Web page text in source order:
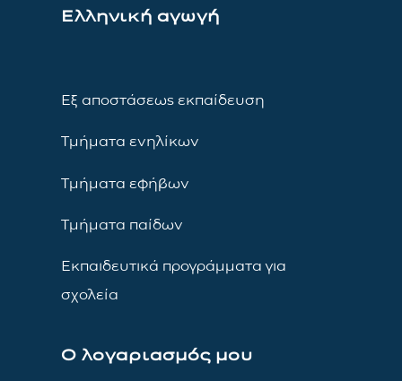
Ελληνική αγωγή
Εξ αποστάσεως εκπαίδευση
Τμήματα ενηλίκων
Τμήματα εφήβων
Τμήματα παίδων
Εκπαιδευτικά προγράμματα για
σχολεία
Ο λογαριασμός μου